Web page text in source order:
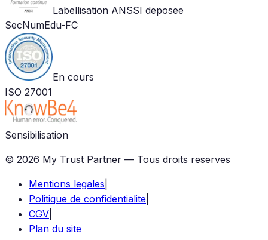
Labellisation ANSSI deposee
SecNumEdu-FC
En cours
ISO 27001
Sensibilisation
© 2026 My Trust Partner — Tous droits reserves
Mentions legales
Politique de confidentialite
CGV
Plan du site